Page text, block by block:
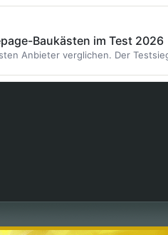
Baukästen im Test 2026
Anbieter verglichen. Der